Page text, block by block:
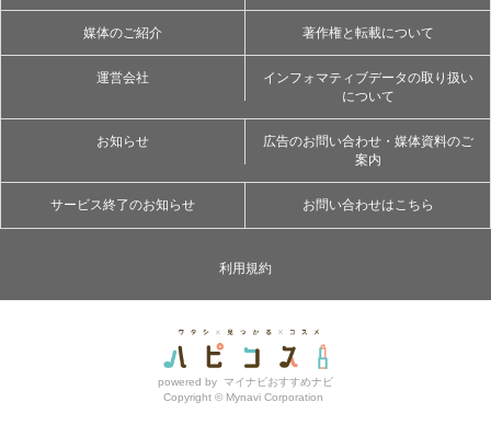
媒体のご紹介 著作権と転載について
運営会社
インフォマティブデータの取り扱い
について
お知らせ
広告のお問い合わせ・媒体資料のご
案内
サービス終了のお知らせ お問い合わせはこちら
利用規約
powered by マイナビおすすめナビ
Copyright © Mynavi Corporation